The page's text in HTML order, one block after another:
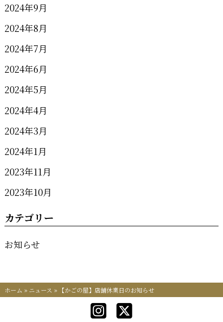
2024年9月
2024年8月
2024年7月
2024年6月
2024年5月
2024年4月
2024年3月
2024年1月
2023年11月
2023年10月
カテゴリー
お知らせ
ホーム » ニュース » 【かごの屋】店舗休業日のお知らせ